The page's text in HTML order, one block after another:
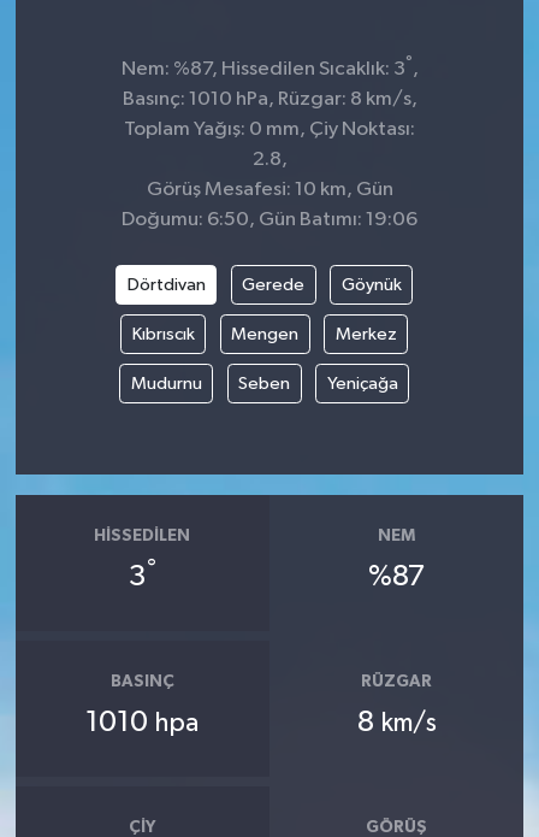
Nem: %87, Hissedilen Sıcaklık: 3° ,
Basınç: 1010 hPa, Rüzgar: 8 km/s,
Toplam Yağış: 0 mm, Çiy Noktası:
2.8,
Görüş Mesafesi: 10 km, Gün
Doğumu: 6:50, Gün Batımı: 19:06
Dörtdivan Gerede Göynük
Kıbrıscık Mengen Merkez
Mudurnu Seben Yeniçağa
HISSEDILEN
3°
NEM
%87
BASINÇ
1010 hpa
RÜZGAR
8 km/s
ÇIY GÖRÜŞ